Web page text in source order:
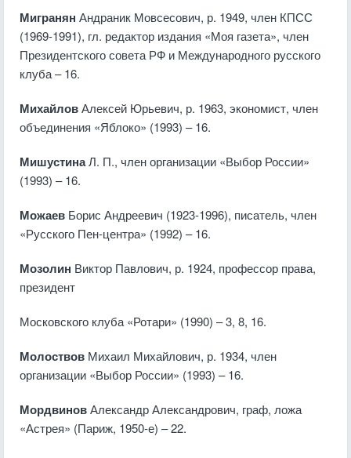
Мигранян Андраник Мовсесович, р. 1949, член КПСС
(1969-1991), гл. редактор издания «Моя газета», член
Президентского совета РФ и Международного русского
клуба – 16.
МихайловАлексей Юрьевич, р. 1963, экономист, член
объединения «Яблоко» (1993) – 16.
МишустинаЛ. П., член организации «Выбор России»
(1993) – 16.
Можаев Борис Андреевич (1923-1996), писатель, член
«Русского Пен-центра» (1992) – 16.
Мозолин Виктор Павлович, р. 1924, профессор права,
президент
Московского клуба «Ротари» (1990) – 3, 8, 16.
Молоствов Михаил Михайлович, р. 1934, член
организации «Выбор России» (1993) – 16.
МордвиновАлександр Александрович, граф, ложа
«Астрея» (Париж, 1950-е) – 22.